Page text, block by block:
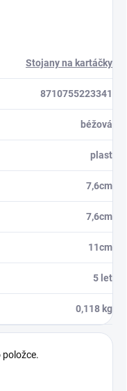
Stojany na kartáčky
8710755223341
béžová
plast
7,6cm
7,6cm
11cm
5 let
0,118 kg
položce.